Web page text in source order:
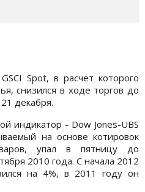
Spot, в расчет которого
снизился в ходе торгов до
декабря.
индикатор - Dow Jones-UBS
на основе котировок
упал в пятницу до
2010 года. С начала 2012
на 4%, в 2011 году он